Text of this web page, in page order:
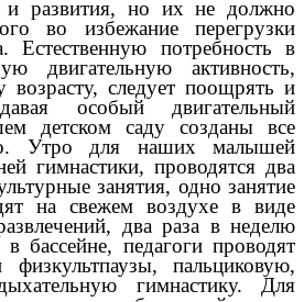
и развития, но их не должно
во избежание перегрузки
Естественную потребность в
двигательную активность,
следует поощрять и
особый двигательный
детском саду созданы все
Утро для наших малышей
гимнастики, проводятся два
занятия, одно занятие
на свежем воздухе в виде
два раза в неделю
в бассейне, педагоги проводят
физкультпаузы, пальциковую,
гимнастику. Для